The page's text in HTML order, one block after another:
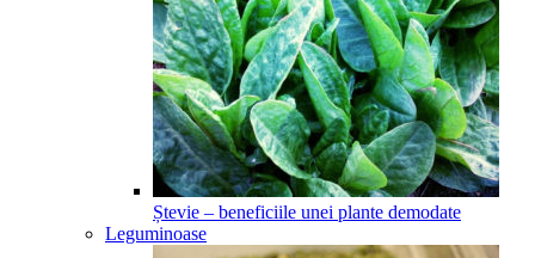
Ștevie – beneficiile unei plante demodate
Leguminoase